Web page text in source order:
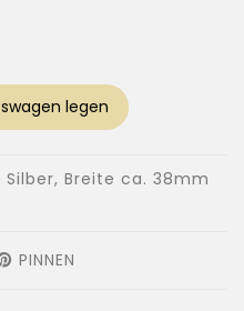
legen
Breite ca. 38mm
PINNEN